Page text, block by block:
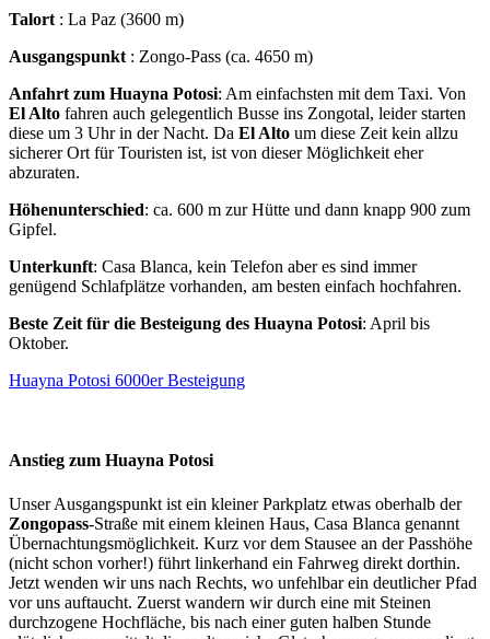
Talort : La Paz (3600 m)
Ausgangspunkt : Zongo-Pass (ca. 4650 m)
Anfahrt zum Huayna Potosi: Am einfachsten mit dem Taxi. Von
El Alto fahren auch gelegentlich Busse ins Zongotal, leider starten
diese um 3 Uhr in der Nacht. Da El Alto um diese Zeit kein allzu
sicherer Ort für Touristen ist, ist von dieser Möglichkeit eher
abzuraten.
Höhenunterschied: ca. 600 m zur Hütte und dann knapp 900 zum
Gipfel.
Unterkunft: Casa Blanca, kein Telefon aber es sind immer
genügend Schlafplätze vorhanden, am besten einfach hochfahren.
Beste Zeit für die Besteigung des Huayna Potosi: April bis
Oktober.
Huayna Potosi 6000er Besteigung
Anstieg zum Huayna Potosi
Unser Ausgangspunkt ist ein kleiner Parkplatz etwas oberhalb der
Zongopass-Straße mit einem kleinen Haus, Casa Blanca genannt
Übernachtungsmöglichkeit. Kurz vor dem Stausee an der Passhöhe
(nicht schon vorher!) führt linkerhand ein Fahrweg direkt dorthin.
Jetzt wenden wir uns nach Rechts, wo unfehlbar ein deutlicher Pfad
vor uns auftaucht. Zuerst wandern wir durch eine mit Steinen
durchzogene Hochfläche, bis nach einer guten halben Stunde